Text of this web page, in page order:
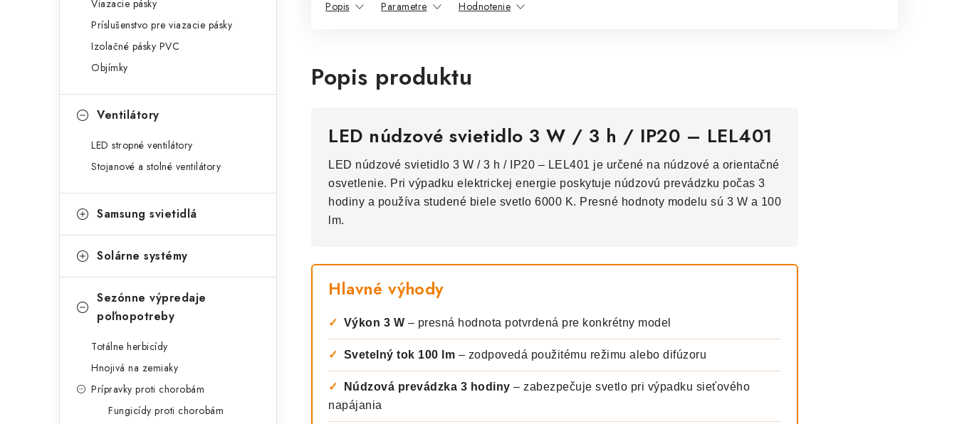
Viazacie pásky
Príslušenstvo pre viazacie pásky
Izolačné pásky PVC
Objímky
Ventilátory
LED stropné ventilátory
Stojanové a stolné ventilátory
Samsung svietidlá
Solárne systémy
Sezónne výpredaje
poľnopotreby
Totálne herbicídy
Hnojivá na zemiaky
Prípravky proti chorobám
Fungicídy proti chorobám
Popis Parametre Hodnotenie
Popis produktu
LED núdzové svietidlo 3 W / 3 h / IP20 – LEL401
LED núdzové svietidlo 3 W / 3 h / IP20 – LEL401 je určené na núdzové a orientačné
osvetlenie. Pri výpadku elektrickej energie poskytuje núdzovú prevádzku počas 3
hodiny a používa studené biele svetlo 6000 K. Presné hodnoty modelu sú 3 W a 100
lm.
Hlavné výhody
✓ Výkon 3 W – presná hodnota potvrdená pre konkrétny model
✓ Svetelný tok 100 lm – zodpovedá použitému režimu alebo difúzoru
✓ Núdzová prevádzka 3 hodiny – zabezpečuje svetlo pri výpadku sieťového
napájania